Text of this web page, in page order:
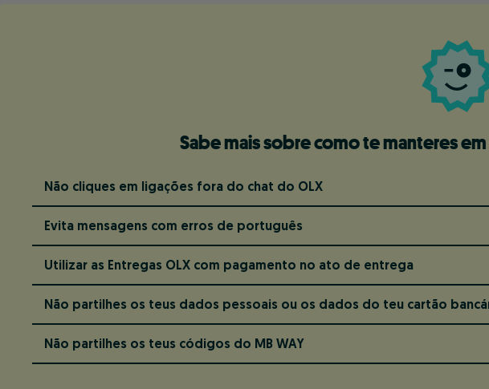
Sabe mais sobre como te manteres
Não cliques em ligações fora do chat do OLX
Evita mensagens com erros de português
Utilizar as Entregas OLX com pagamento no ato de entrega
Não partilhes os teus dados pessoais ou os dados do teu cartão
Não partilhes os teus códigos do MB WAY